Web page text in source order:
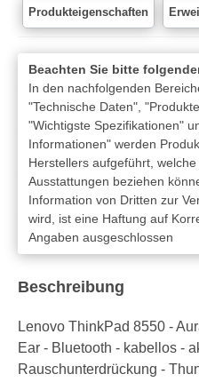
Produkteigenschaften
Beachten Sie bitte
In den nachfolgenden
"Technische Daten",
"Wichtigste Spezifikationen"
Informationen" werden
Herstellers aufgeführt,
Ausstattungen beziehen
Information von Dritten zur
wird, ist eine Haftung auf
Angaben ausgeschlossen
Beschreibung
Lenovo ThinkPad 8550 -
Ear - Bluetooth - kabellos -
Rauschunterdrückung -